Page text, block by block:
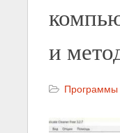
и
Программы